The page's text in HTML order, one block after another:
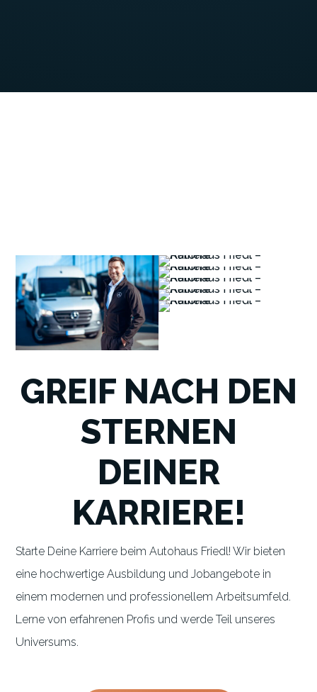
GREIF NACH DEN
STERNEN
DEINER
KARRIERE!
Starte Deine Karriere beim Autohaus Friedl! Wir bieten
eine hochwertige Ausbildung und Jobangebote in
einem modernen und professionellem Arbeitsumfeld.
Lerne von erfahrenen Profis und werde Teil unseres
Universums.